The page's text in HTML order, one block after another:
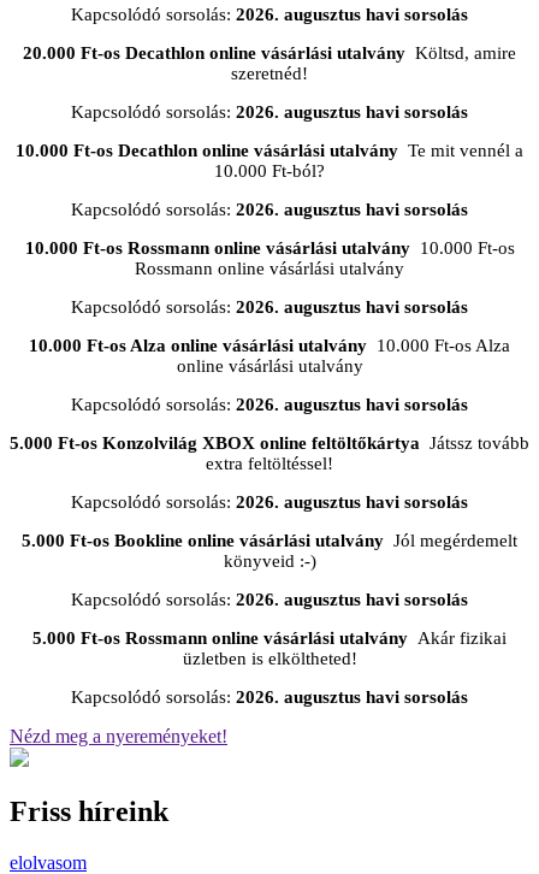
Kapcsolódó sorsolás: 2026. augusztus havi sorsolás
20.000 Ft-os Decathlon online vásárlási utalvány Költsd, amire
szeretnéd!
Kapcsolódó sorsolás: 2026. augusztus havi sorsolás
10.000 Ft-os Decathlon online vásárlási utalvány Te mit vennél a
10.000 Ft-ból?
Kapcsolódó sorsolás: 2026. augusztus havi sorsolás
10.000 Ft-os Rossmann online vásárlási utalvány10.000 Ft-os
Rossmann online vásárlási utalvány
Kapcsolódó sorsolás: 2026. augusztus havi sorsolás
10.000 Ft-os Alza online vásárlási utalvány 10.000 Ft-os Alza
online vásárlási utalvány
Kapcsolódó sorsolás: 2026. augusztus havi sorsolás
5.000 Ft-os Konzolvilág XBOX online feltöltőkártya Játssz tovább
extra feltöltéssel!
Kapcsolódó sorsolás: 2026. augusztus havi sorsolás
5.000 Ft-os Bookline online vásárlási utalvány Jól megérdemelt
könyveid :-)
Kapcsolódó sorsolás: 2026. augusztus havi sorsolás
5.000 Ft-os Rossmann online vásárlási utalvány Akár fizikai
üzletben is elköltheted!
Kapcsolódó sorsolás: 2026. augusztus havi sorsolás
Nézd meg a nyereményeket!
Friss híreink
elolvasom